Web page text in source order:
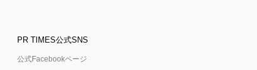
PR TIMES公式SNS
公式Facebookページ